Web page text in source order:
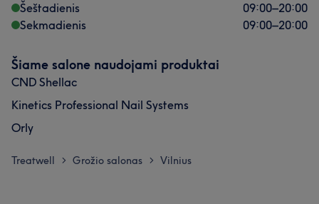
Šeštadienis
09:00–20:00
Sekmadienis
09:00–20:00
Šiame salone naudojami produktai
CND Shellac
Kinetics Professional Nail Systems
Orly
Treatwell > Grožio salonas > Vilnius